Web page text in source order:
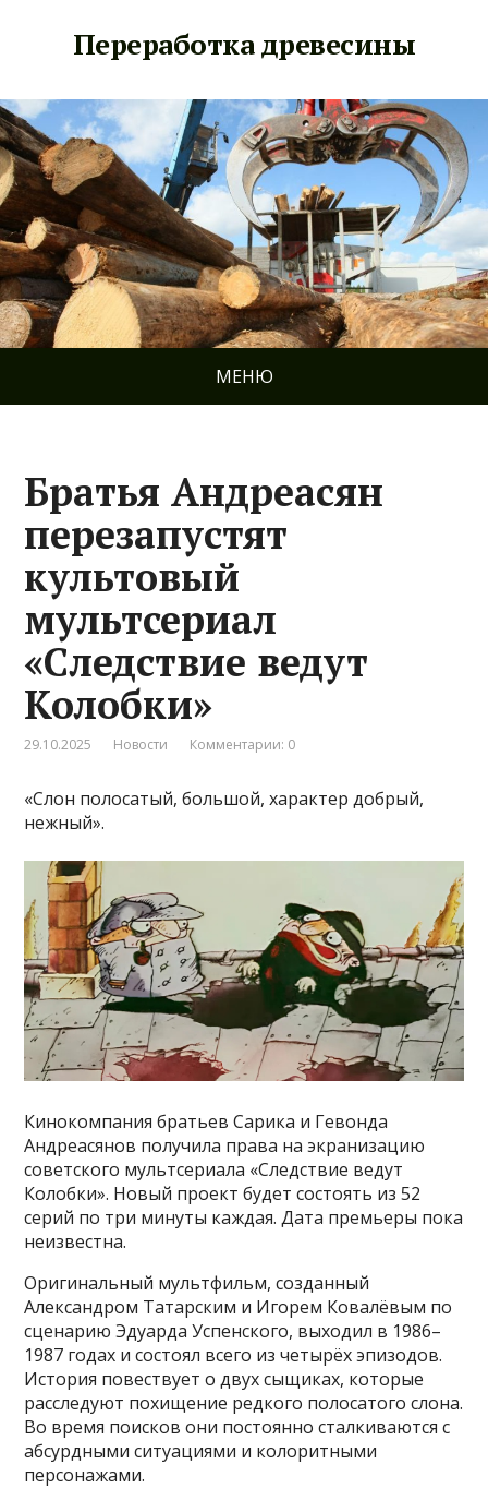
Переработка древесины
МЕНЮ
Братья Андреасян
перезапустят
культовый
мультсериал
«Следствие ведут
Колобки»
29.10.2025 Новости Комментарии: 0
«Слон полосатый, большой, характер добрый,
нежный».
Кинокомпания братьев Сарика и Гевонда
Андреасянов получила права на экранизацию
советского мультсериала «Следствие ведут
Колобки». Новый проект будет состоять из 52
серий по три минуты каждая. Дата премьеры пока
неизвестна.
Оригинальный мультфильм, созданный
Александром Татарским и Игорем Ковалёвым по
сценарию Эдуарда Успенского, выходил в 1986–
1987 годах и состоял всего из четырёх эпизодов.
История повествует о двух сыщиках, которые
расследуют похищение редкого полосатого слона.
Во время поисков они постоянно сталкиваются с
абсурдными ситуациями и колоритными
персонажами.